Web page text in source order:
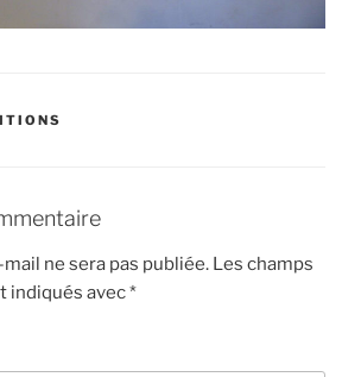
ne sera pas publiée. Les champs
indiqués avec*